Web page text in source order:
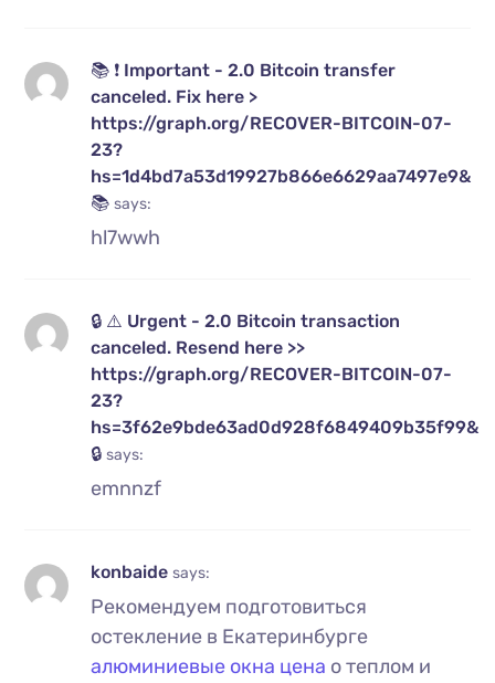
📚 ❗ Important - 2.0 Bitcoin transfer
canceled. Fix here >
https://graph.org/RECOVER-BITCOIN-07-
23?
hs=1d4bd7a53d19927b866e6629aa7497e9&
📚says:
hl7wwh
🔒 ⚠️ Urgent - 2.0 Bitcoin transaction
canceled. Resend here >>
https://graph.org/RECOVER-BITCOIN-07-
23?
hs=3f62e9bde63ad0d928f6849409b35f99&
🔒says:
emnnzf
konbaidesays:
Рекомендуем подготовиться
остекление в Екатеринбурге
алюминиевые окна цена о теплом и